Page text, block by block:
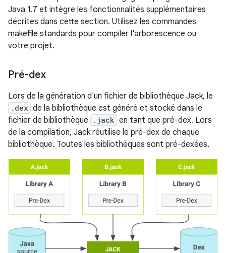
Java 1.7 et intègre les fonctionnalités supplémentaires
décrites dans cette section. Utilisez les commandes
makefile standards pour compiler l'arborescence ou
votre projet.
Pré-dex
Lors de la génération d'un fichier de bibliothèque Jack, le
.dex de la bibliothèque est généré et stocké dans le
fichier de bibliothèque
.jack en tant que pré-dex. Lors
de la compilation, Jack réutilise le pré-dex de chaque
bibliothèque. Toutes les bibliothèques sont pré-dexées.